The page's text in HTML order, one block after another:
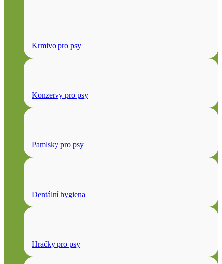
Krmivo pro psy
Konzervy pro psy
Pamlsky pro psy
Dentální hygiena
Hračky pro psy